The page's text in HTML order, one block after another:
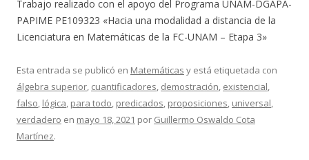
Trabajo realizado con el apoyo del Programa UNAM-DGAPA-
PAPIME PE109323 «Hacia una modalidad a distancia de la
Licenciatura en Matemáticas de la FC-UNAM – Etapa 3»
Esta entrada se publicó en Matemáticas y está etiquetada con
álgebra superior, cuantificadores, demostración, existencial,
falso, lógica, para todo, predicados, proposiciones, universal,
verdadero en mayo 18, 2021 por Guillermo Oswaldo Cota
Martínez.